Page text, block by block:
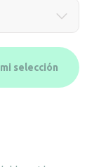
selección